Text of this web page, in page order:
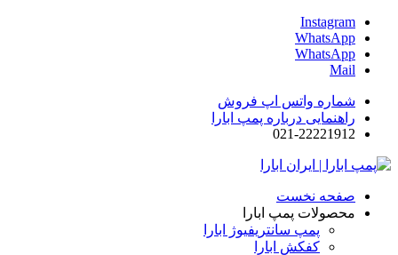
Instagram
WhatsApp
WhatsApp
Mail
شماره واتس اپ فروش
راهنمایی درباره پمپ ابارا
021-22221912
صفحه نخست
محصولات پمپ ابارا
پمپ سانتریفیوژ ابارا
کفکش ابارا